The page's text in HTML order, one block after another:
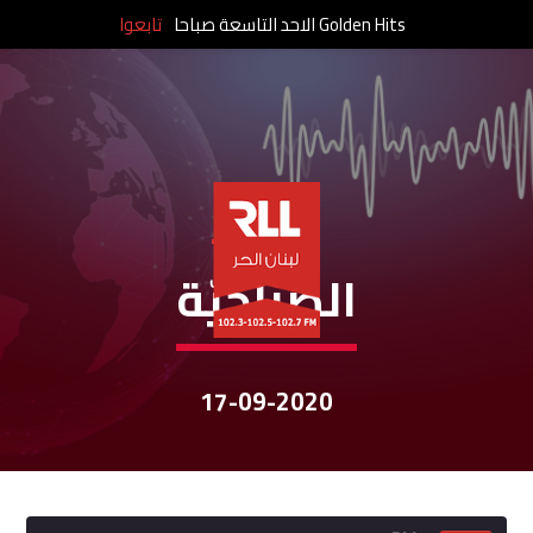
نشرات الأخبار
الصباحيّة
17-09-2020
Golden Hits الاحد التاسعة صباحا تابعوا